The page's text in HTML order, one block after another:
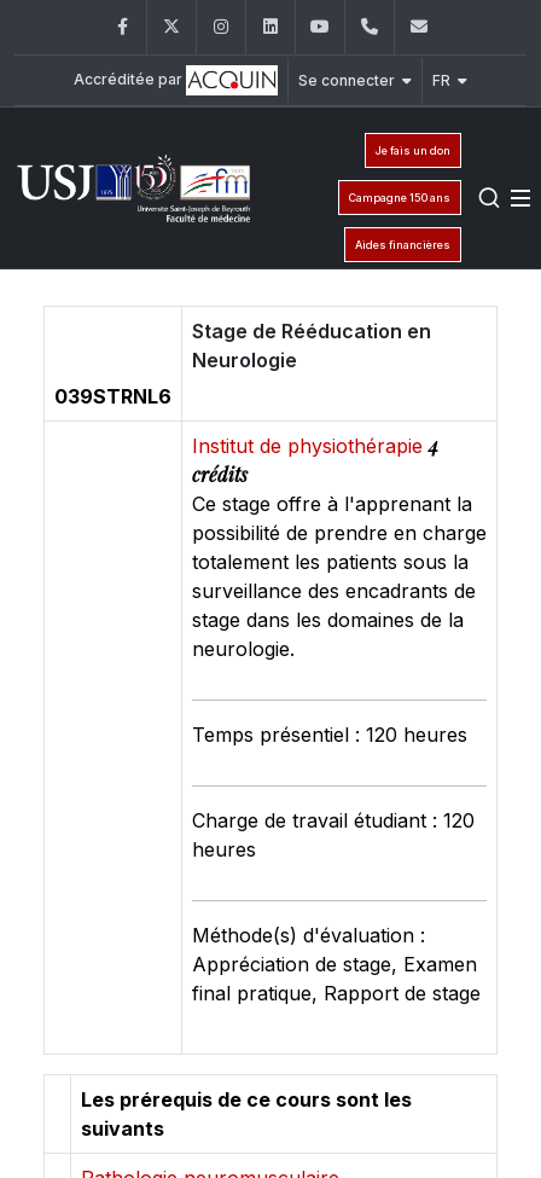
FacebookTwitter InstagramLinkedInYouTube+961 (1) 421 235
Accréditée par Se connecter FR
Je fais un don
Campagne 150 ans
Aides financières
039STRNL6
Stage de Rééducation en
Neurologie
Institut de physiothérapie4
crédits
Ce stage offre à l'apprenant la
possibilité de prendre en charge
totalement les patients sous la
surveillance des encadrants de
stage dans les domaines de la
neurologie.
Temps présentiel : 120 heures
Charge de travail étudiant : 120
heures
Méthode(s) d'évaluation :
Appréciation de stage, Examen
final pratique, Rapport de stage
Les prérequis de ce cours sont les
suivants